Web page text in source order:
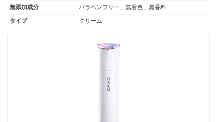
１，３－ブチレングリコール、ジイソステアリン酸グリセリル、ステアリ
ン酸ジメチルアミノプロピルアミド、エデト酸二ナトリウム、クエン酸、
２－Ｏ－エチル－Ｌ－アスコルビン酸、ｌ－メントール、水酸化カリウ
無添加成分
パラベンフリー、無着色、無香料
タイプ
クリーム